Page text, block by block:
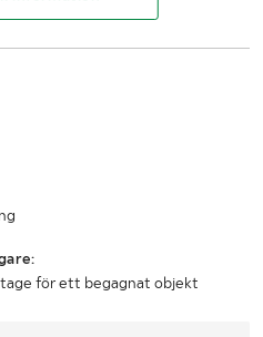
för ett begagnat objekt